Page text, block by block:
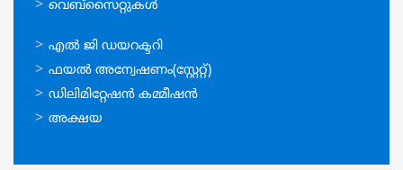
വെബ്സൈറ്റുകള്‍
ഉപയോഗപ്രദമായ
കണ്ണികള്‍
എല്‍ ജി ഡയറക്ടറി
ഫയല്‍ അന്വേഷണം(സ്റ്റേറ്റ്)
ഡിലിമിറ്റേഷന്‍ കമ്മീഷന്‍
അക്ഷയ